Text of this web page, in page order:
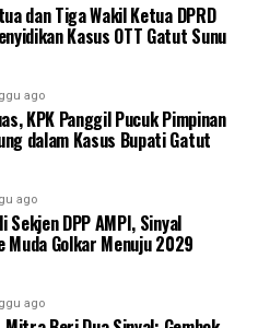
dan Tiga Wakil Ketua DPRD
Kasus OTT Gatut Sunu
ago
KPK Panggil Pucuk Pimpinan
dalam Kasus Bupati Gatut
ago
Sekjen DPP AMPI, Sinyal
Muda Golkar Menuju 2029
ago